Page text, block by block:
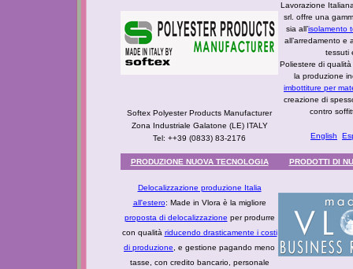
Lavorazione
srl. offre una
sia all’isolamento
all’arredamento e
tessuti
Poliestere di
la produzione
imbottiture per
creazione di
contro
English
Softex Polyester Products Manufacturer
Zona Industriale Galatone (LE) ITALY
Tel: ++39 (0833) 83-2176
PRODUZIONE NUOVA TECNOLOGIA PRODOTTI DI
Delocalizzazione produzione Italia
all'estero: Made in Vlora è la migliore
proposta di delocalizzazione per produrre
con qualità riducendo drasticamente i costi
di produzione , e gestione pagando meno
tasse, con credito bancario, personale